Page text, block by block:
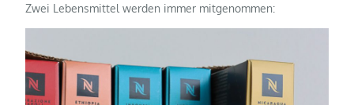
Zwei Lebensmittel werden immer mitgenommen: